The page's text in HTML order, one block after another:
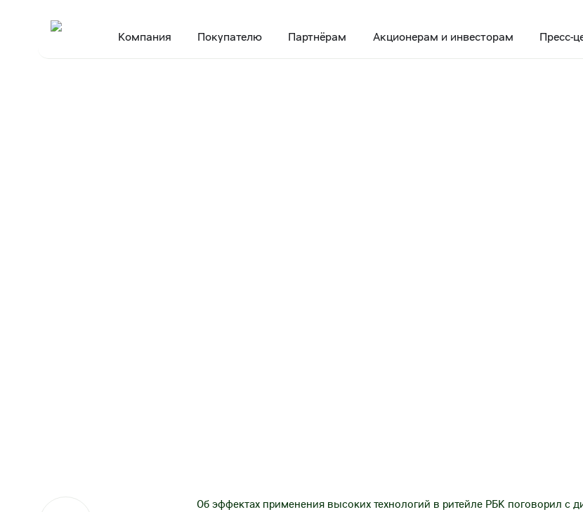
Компания Покупателю Партнёрам Акционерам и инвесторам Пресс-
Об эффектах применения высоких технологий в ритейле РБК поговорил с